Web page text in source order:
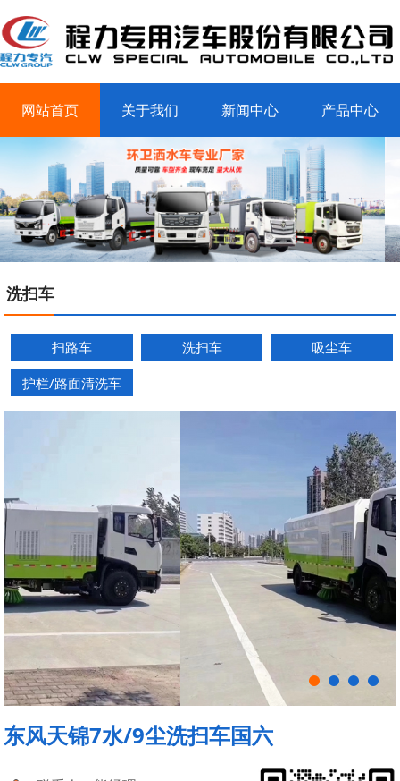
网站首页 关于我们 新闻中心 产品中心
客户案例 联系我们
洗扫车
扫路车 洗扫车
吸尘车
护栏/路面清洗车
东风天锦7水/9尘洗扫车国六